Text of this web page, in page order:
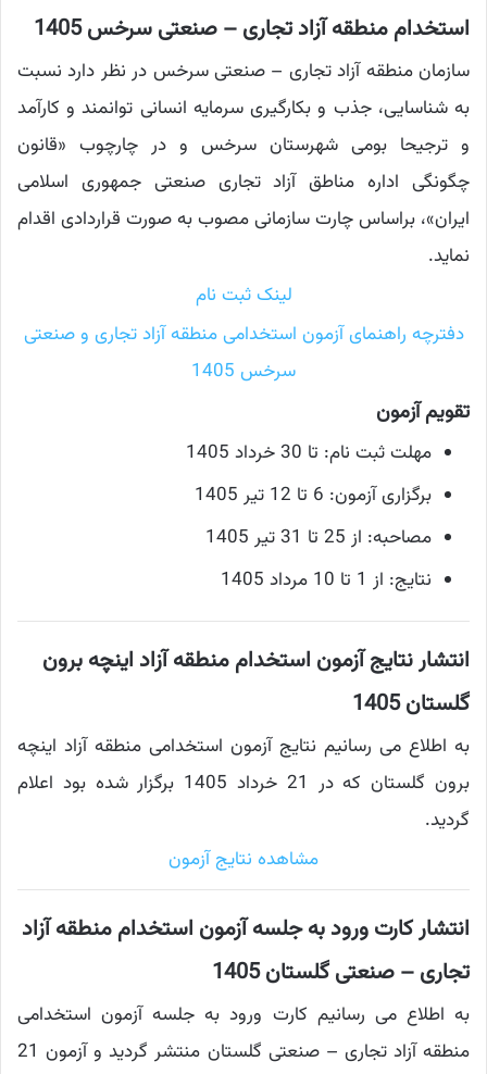
استخدام منطقه آزاد تجاری – صنعتی سرخس 1405
سازمان منطقه آزاد تجاری – صنعتی سرخس در نظر دارد نسبت
به شناسایی، جذب و بکارگیری سرمایه انسانی توانمند و کارآمد
و ترجیحا بومی شهرستان سرخس و در چارچوب «قانون
چگونگی اداره مناطق آزاد تجاری صنعتی جمهوری اسلامی
ایران»، براساس چارت سازمانی مصوب به صورت قراردادی اقدام
نماید.
لینک ثبت نام
دفترچه راهنمای آزمون استخدامی منطقه آزاد تجاری و صنعتی
سرخس 1405
تقویم آزمون
مهلت ثبت نام: تا 30 خرداد 1405
برگزاری آزمون: 6 تا 12 تیر 1405
مصاحبه: از 25 تا 31 تیر 1405
نتایج: از 1 تا 10 مرداد 1405
انتشار نتایج آزمون استخدام منطقه آزاد اینچه برون
گلستان 1405
به اطلاع می رسانیم نتایج آزمون استخدامی منطقه آزاد اینچه
برون گلستان که در 21 خرداد 1405 برگزار شده بود اعلام
گردید.
مشاهده نتایج آزمون
انتشار کارت ورود به جلسه آزمون استخدام منطقه آزاد
تجاری – صنعتی گلستان 1405
به اطلاع می رسانیم کارت ورود به جلسه آزمون استخدامی
منطقه آزاد تجاری – صنعتی گلستان منتشر گردید و آزمون 21